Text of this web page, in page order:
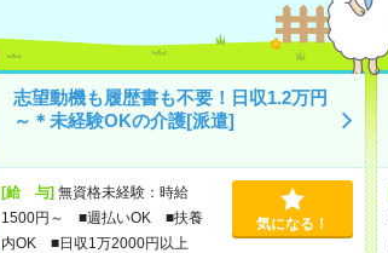
志望動機も履歴書も不要！日収1.2万円
～＊未経験OKの介護[派遣]
[給 与]無資格未経験：時給
1500円～ ■週払いOK ■扶養
内OK ■日収1万2000円以上
気になる！